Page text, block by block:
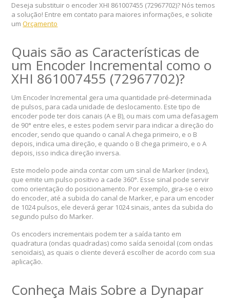
Deseja substituir o encoder XHI 861007455 (72967702)? Nós temos
a solução! Entre em contato para maiores informações, e solicite
umOrçamento
Quais são as Características de
um Encoder Incremental como o
XHI 861007455 (729677­02)?
Um Encoder Incremental gera uma quantidade pré-determinada
de pulsos, para cada unidade de deslocamento. Este tipo de
encoder pode ter dois canais (A e B), ou mais com uma defasagem
de 90° entre eles, e estes podem servir para indicar a direção do
encoder, sendo que quando o canal A chega primeiro, e o B
depois, indica uma direção, e quando o B chega primeiro, e o A
depois, isso indica direção inversa.
Este modelo pode ainda contar com um sinal de Marker (index),
que emite um pulso positivo a cade 360°. Esse sinal pode servir
como orientação do posicionamento. Por exemplo, gira-se o eixo
do encoder, até a subida do canal de Marker, e para um encoder
de 1024 pulsos, ele deverá gerar 1024 sinais, antes da subida do
segundo pulso do Marker.
Os encoders incrementais podem ter a saída tanto em
quadratura (ondas quadradas) como saída senoidal (com ondas
senoidais), as quais o cliente deverá escolher de acordo com sua
aplicação.
Conheça Mais Sobre a Dynapar